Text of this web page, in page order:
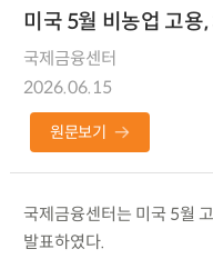
미국 5월 비농업 고용
국제금융센터
2026.06.15
원문보기
국제금융센터는 미국 5월
발표하였다.